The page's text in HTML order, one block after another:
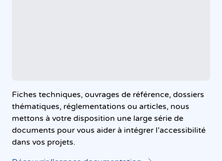
Fiches techniques, ouvrages de référence, dossiers
thématiques, réglementations ou articles, nous
mettons à votre disposition une large série de
documents pour vous aider à intégrer l’accessibilité
dans vos projets.